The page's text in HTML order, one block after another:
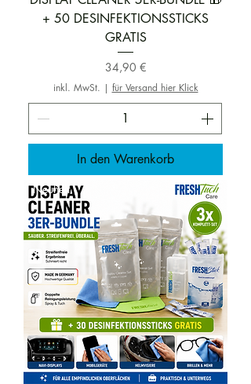
+ 50 DESINFEKTIONSSTICKS
GRATIS
Preis
34,90 €
inkl. MwSt. | für Versand hier Klick
In den Warenkorb
Neuheit